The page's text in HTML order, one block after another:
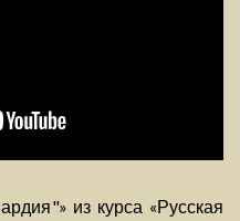
из курса «Русская